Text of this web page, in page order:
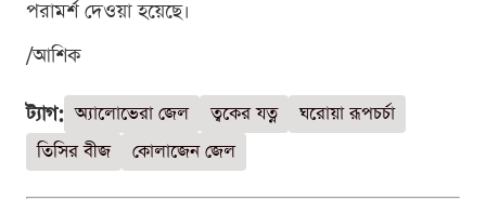
পরামর্শ দেওয়া হয়েছে।
/আশিক
ট্যাগ: অ্যালোভেরা জেল ত্বকের যত্ন
ঘরোয়া রূপচর্চা
তিসির বীজ
কোলাজেন জেল